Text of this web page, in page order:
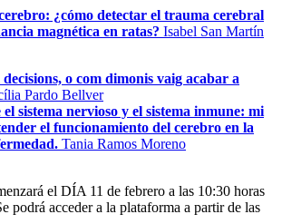
¿cómo detectar el trauma cerebral
magnética en ratas? Isabel San Martín
o com dimonis vaig acabar a
Pardo Bellver
sistema nervioso y el sistema inmune: mi
el funcionamiento del cerebro en la
Tania Ramos Moreno
el DÍA 11 de febrero a las 10:30 horas
podrá acceder a la plataforma a partir de las